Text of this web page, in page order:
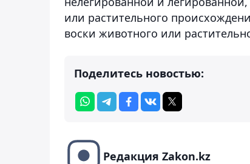
или растительного
воски животного или
Поделитесь новостью:
Редакция Zakon.kz